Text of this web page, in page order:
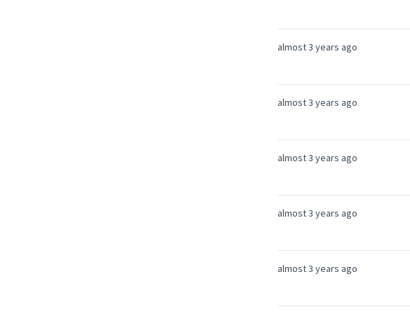
almost 3 years ago
almost 3 years ago
almost 3 years ago
almost 3 years ago
almost 3 years ago